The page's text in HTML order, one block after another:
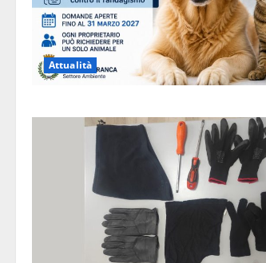
Attualità